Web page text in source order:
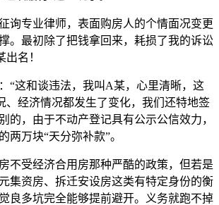
专业律师，表面购房人的个情面况变更
。最初除了把钱拿回来，耗损了我的诉讼
名！
这和谈违法，我叫A某，心里清晰，这
、经济情况都发生了变化，我们还特地签
的，由于不动产登记具有公示公信效力，
两万块“天分弥补款”。
受经济合用房那种严酷的政策，但若是
集资房、拆迁安设房这类有特定身份的衡
良多坑完全能够提前避开。义务就跑不掉